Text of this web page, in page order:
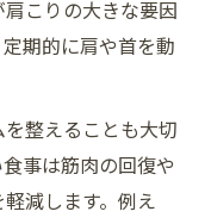
こりの大きな要因
期的に肩や首を動
整えることも大切
事は筋肉の回復や
減します。例え